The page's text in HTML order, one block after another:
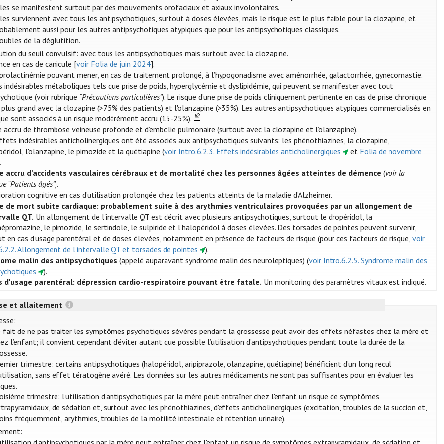
se manifestent surtout par des mouvements orofaciaux et axiaux involontaires.
surviennent avec tous les antipsychotiques, surtout à doses élevées, mais le risque est le plus faible pour la clozapine, et
aussi pour les autres antipsychotiques atypiques que pour les antipsychotiques classiques.
de la déglutition.
du seuil convulsif: avec tous les antipsychotiques mais surtout avec la clozapine.
en cas de canicule [voir Folia de juin 2024].
pouvant mener, en cas de traitement prolongé, à l’hypogonadisme avec aménorrhée, galactorrhée, gynécomastie.
métaboliques tels que prise de poids, hyperglycémie et dyslipidémie, qui peuvent se manifester avec tout
(voir rubrique “Précautions particulières”). Le risque d’une prise de poids cliniquement pertinente en cas de prise chronique
grand avec la clozapine (>75% des patients) et l'olanzapine (>35%). Les autres antipsychotiques atypiques commercialisés en
sont associés à un risque modérément accru (15-25%).
accru de thrombose veineuse profonde et d’embolie pulmonaire (surtout avec la clozapine et l’olanzapine).
indésirables anticholinergiques ont été associés aux antipsychotiques suivants: les phénothiazines, la clozapine,
l'olanzapine, le pimozide et la quétiapine (voir Intro.6.2.3. Effets indésirables anticholinergiques et Folia de novembre
accru d’accidents vasculaires cérébraux et de mortalité chez les personnes âgées atteintes de démence (voir la
“Patients âgés”).
cognitive en cas d’utilisation prolongée chez les patients atteints de la maladie d’Alzheimer.
de mort subite cardiaque: probablement suite à des arythmies ventriculaires provoquées par un allongement de
QT. Un allongement de l'intervalle QT est décrit avec plusieurs antipsychotiques, surtout le dropéridol, la
le pimozide, le sertindole, le sulpiride et l'halopéridol à doses élevées. Des torsades de pointes peuvent survenir,
en cas d'usage parentéral et de doses élevées, notamment en présence de facteurs de risque (pour ces facteurs de risque,voir
Allongement de l’intervalle QT et torsades de pointes
).
malin des antipsychotiques (appelé auparavant syndrome malin des neuroleptiques) (voir Intro.6.2.5. Syndrome malin des
).
d'usage parentéral: dépression cardio-respiratoire pouvant être fatale. Un monitoring des paramètres vitaux est indiqué.
et allaitement
fait de ne pas traiter les symptômes psychotiques sévères pendant la grossesse peut avoir des effets néfastes chez la mère et
l’enfant; il convient cependant d’éviter autant que possible l’utilisation d’antipsychotiques pendant toute la durée de la
trimestre: certains antipsychotiques (halopéridol, aripiprazole, olanzapine, quétiapine) bénéficient d’un long recul
sans effet tératogène avéré. Les données sur les autres médicaments ne sont pas suffisantes pour en évaluer les
trimestre: l’utilisation d’antipsychotiques par la mère peut entraîner chez l'enfant un risque de symptômes
de sédation et, surtout avec les phénothiazines, d'effets anticholinergiques (excitation, troubles de la succion et,
fréquemment, arythmies, troubles de la motilité intestinale et rétention urinaire).